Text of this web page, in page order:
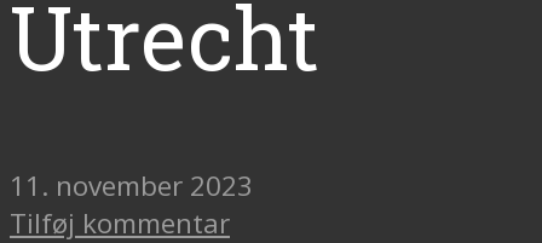
Utrecht
11. november 2023
Tilføj kommentar